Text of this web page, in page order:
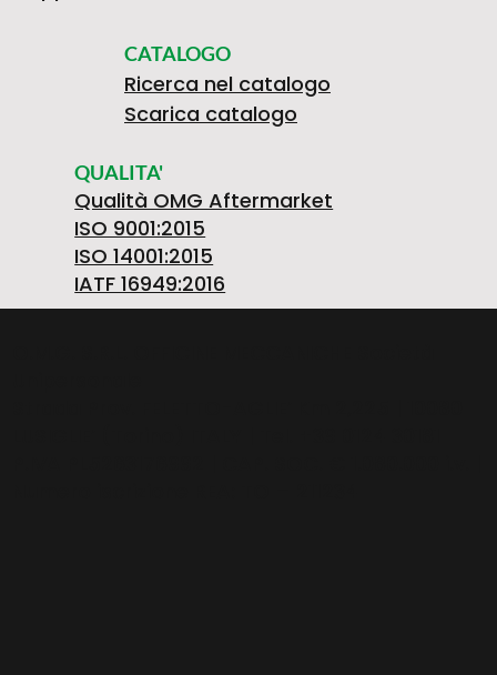
CATALOGO
Ricerca nel catalogo
Scarica catalogo
QUALITA'
Qualità OMG Aftermarket
ISO 9001:2015
ISO 14001:2015
IATF 16949:2016